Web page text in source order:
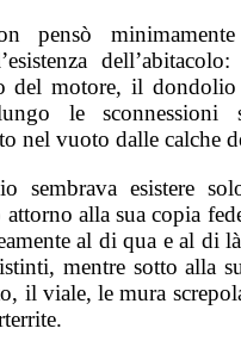
pensò
del motore, il
le sconnessioni
nel vuoto dalle calche
sembrava esistere
alla sua copia
al di qua e al di
mentre sotto alla
il viale, le mura